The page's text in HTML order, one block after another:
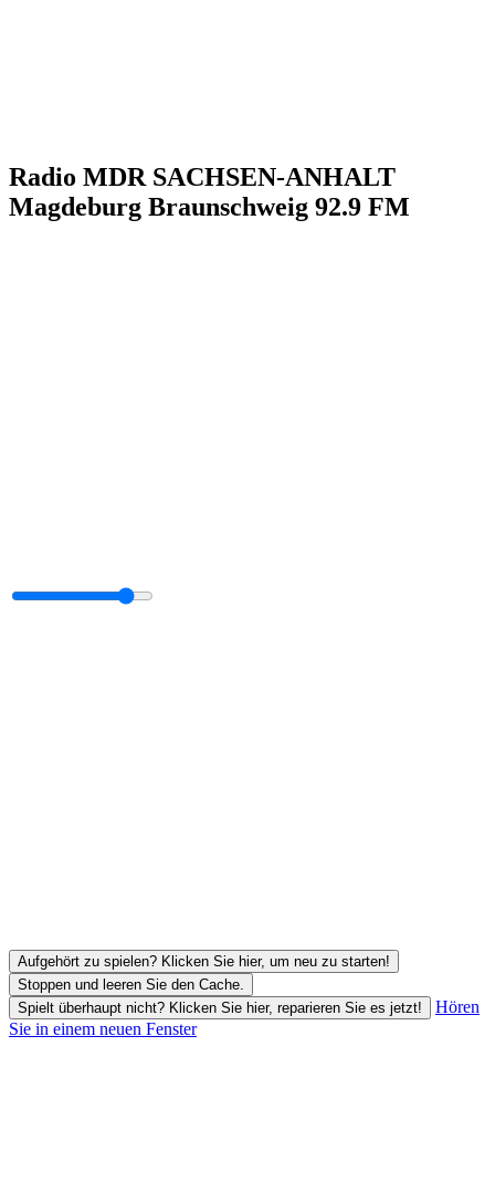
Radio MDR SACHSEN-ANHALT
Magdeburg Braunschweig 92.9 FM
Aufgehört zu spielen? Klicken Sie hier, um neu zu starten!
Stoppen und leeren Sie den Cache.
Spielt überhaupt nicht? Klicken Sie hier, reparieren Sie es jetzt!
Hören
Sie in einem neuen Fenster